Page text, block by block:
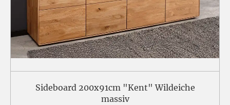
Sideboard 200x91cm "Kent" Wildeiche
massiv